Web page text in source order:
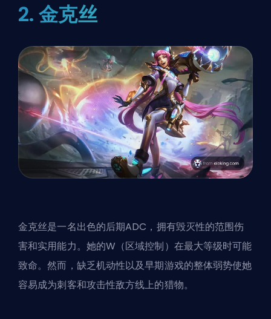
2. 金克丝
金克丝是一名出色的后期ADC，拥有毁灭性的范围伤
害和实用能力。她的W（区域控制）在最大等级时可能
致命。然而，缺乏机动性以及早期游戏的整体弱势使她
容易成为刺客和攻击性敌方线上的猎物。